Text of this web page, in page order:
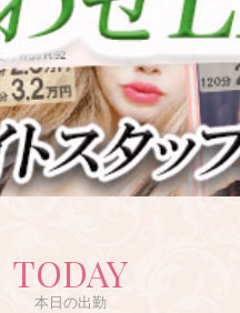
TODAY
本日の出勤